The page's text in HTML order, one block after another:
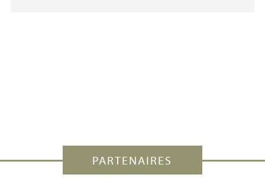
PARTENAIRES